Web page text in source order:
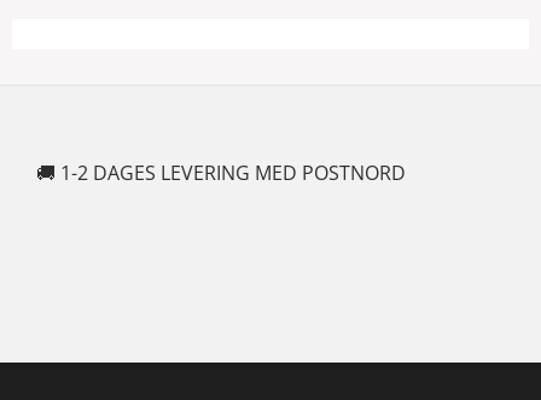
🚚 1-2 DAGES LEVERING MED POSTNORD